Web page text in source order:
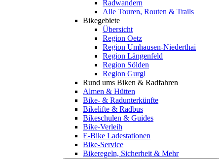
Radwandern
Alle Touren, Routen & Trails
Bikegebiete
Übersicht
Region Oetz
Region Umhausen-Niederthai
Region Längenfeld
Region Sölden
Region Gurgl
Rund ums Biken & Radfahren
Almen & Hütten
Bike- & Radunterkünfte
Bikelifte & Radbus
Bikeschulen & Guides
Bike-Verleih
E-Bike Ladestationen
Bike-Service
Bikeregeln, Sicherheit & Mehr